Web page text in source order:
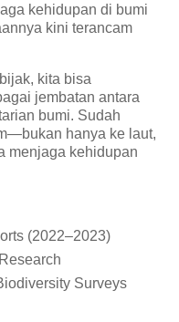
kehidupan di bumi
kini terancam
kita bisa
jembatan antara
bumi. Sudah
hanya ke laut,
menjaga kehidupan
(2022–2023)
Surveys